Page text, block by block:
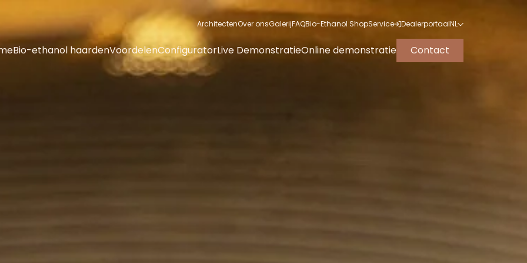
ArchitectenOver onsGalerijFAQBio-Ethanol ShopService DealerportaalNL
Bio-ethanol haardenVoordelenConfiguratorLive DemonstratieOnline demonstratie Contact